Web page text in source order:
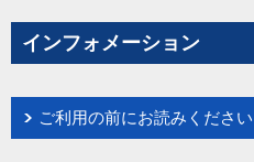
インフォメーション
ご利用の前にお読みください